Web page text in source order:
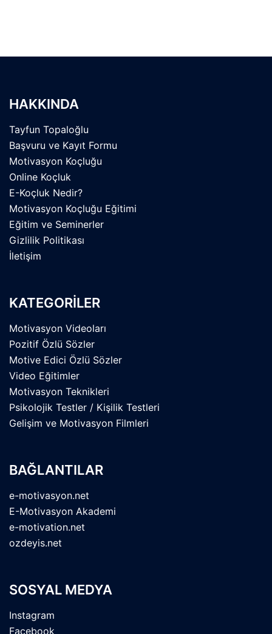
HAKKINDA
Tayfun Topaloğlu
Başvuru ve Kayıt Formu
Motivasyon Koçluğu
Online Koçluk
E-Koçluk Nedir?
Motivasyon Koçluğu Eğitimi
Eğitim ve Seminerler
Gizlilik Politikası
İletişim
KATEGORİLER
Motivasyon Videoları
Pozitif Özlü Sözler
Motive Edici Özlü Sözler
Video Eğitimler
Motivasyon Teknikleri
Psikolojik Testler / Kişilik Testleri
Gelişim ve Motivasyon Filmleri
BAĞLANTILAR
e-motivasyon.net
E-Motivasyon Akademi
e-motivation.net
ozdeyis.net
SOSYAL MEDYA
Instagram
Facebook